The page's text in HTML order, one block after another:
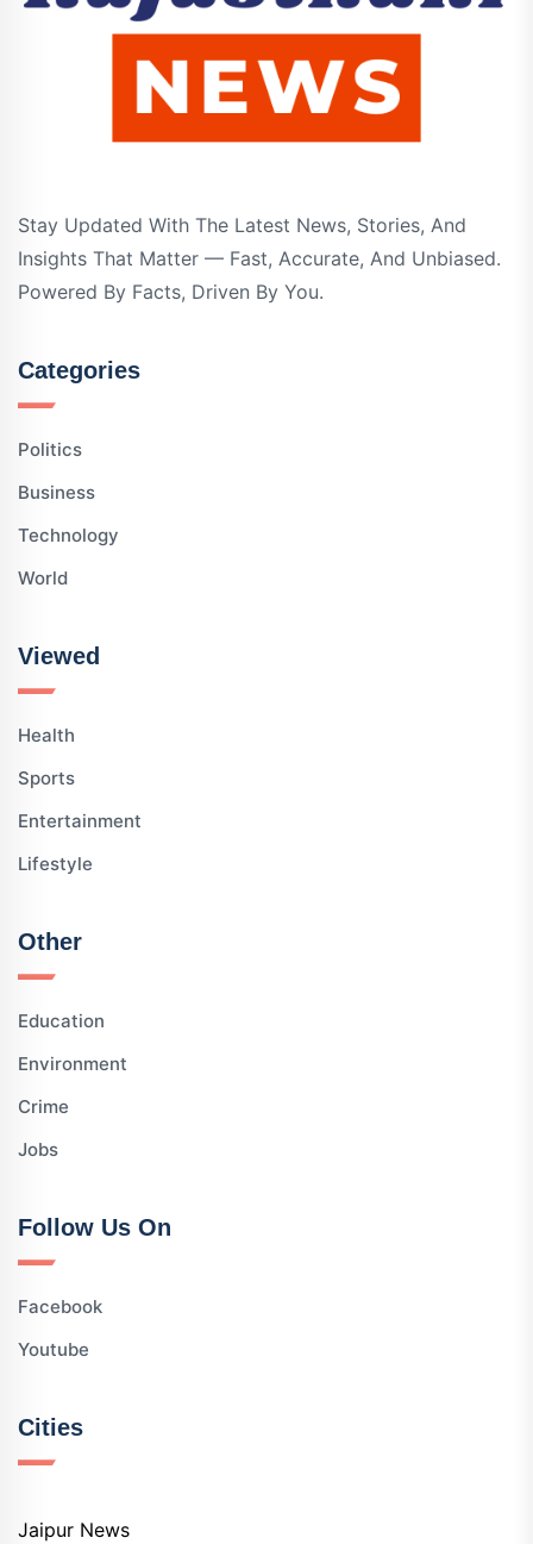
Stay Updated With The Latest News, Stories, And
Insights That Matter — Fast, Accurate, And Unbiased.
Powered By Facts, Driven By You.
Categories
Politics
Business
Technology
World
Viewed
Health
Sports
Entertainment
Lifestyle
Other
Education
Environment
Crime
Jobs
Follow Us On
Facebook
Youtube
Cities
Jaipur News